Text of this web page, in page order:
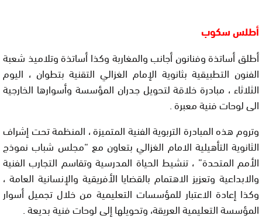
أطلس سكوب
أطلق أساتذة وفنانون أجانب والمغاربة وكذا أساتذة وتلاميذ شعبة
الفنون التطبيقية بثانوية الإمام الغزالي التقنية بتطوان ، اليوم
الثلاثاء ، مبادرة خلاقة لتحويل جدران المؤسسة وأسوارها الخارجية
الى لوحات فنية معبرة .
وتروم هذه المبادرة التربوية الفنية المتميزة ، المنظمة تحت إشراف
الثانوية التأهيلية الامام الغزالي بتعاون مع “مجلس شباب نموذج
الأمم المتحدة” ، تنشيط الحياة المدرسية وتقاسم التجارب الفنية
والابداعية وتعزيز الاهتمام بالقضايا الأفريقية والإنسانية العامة ،
وكذا إعادة الاعتبار للمؤسسات التعليمية من خلال تجميل أسوار
المؤسسة التعليمية العريقة، وتحويلها إلى لوحات فنية بديعة .